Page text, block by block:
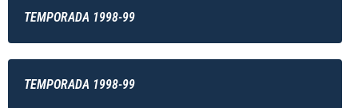
TEMPORADA 1998-99
TEMPORADA 1998-99